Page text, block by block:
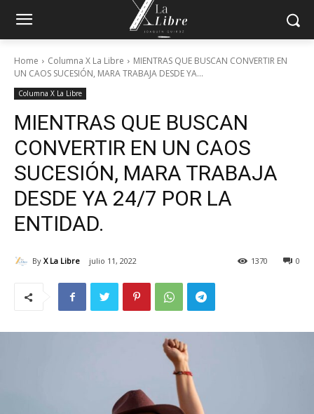
Home Columna X La Libre
MIENTRAS QUE BUSCAN CONVERTIR EN
UN CAOS SUCESIÓN, MARA TRABAJA DESDE YA...
Columna X La Libre
MIENTRAS QUE BUSCAN
CONVERTIR EN UN CAOS
SUCESIÓN, MARA TRABAJA
DESDE YA 24/7 POR LA
ENTIDAD.
By X La Libre julio 11, 2022 0
1370